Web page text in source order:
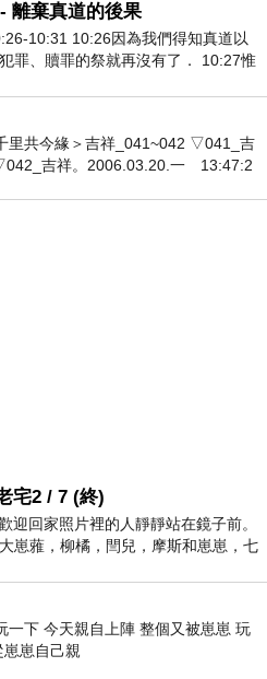
離棄真道的後果
10:31 10:26因為我們得知真道以
罪、贖罪的祭就再沒有了． 10:27惟
判和那燒滅眾敵人的烈火
里共今緣＞吉祥_041~042 ▽041_吉
吉祥。2006.03.20.一 13:47:2
宅2 / 7 (終)
迎回家照片裡的人靜靜站在鏡子前。
崽蕥，柳橘，閆兒，摩斯和崽崽，七
地站在鏡框之外，如同
一下 今天親自上陣 整個又被崽崽 玩
崽自己親